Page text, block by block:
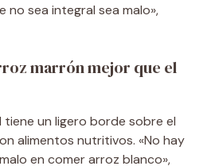
no sea integral sea malo»,
marrón mejor que el
tiene un ligero borde sobre el
alimentos nutritivos. «No hay
en comer arroz blanco»,